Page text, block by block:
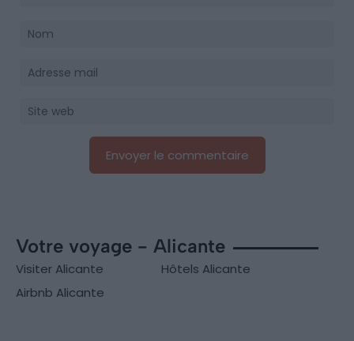
Votre voyage - Alicante
Visiter Alicante
Hôtels Alicante
Airbnb Alicante